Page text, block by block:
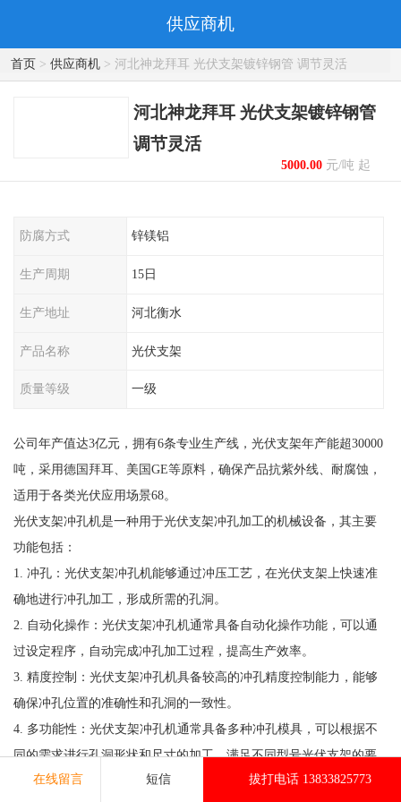
供应商机
首页> 供应商机> 河北神龙拜耳 光伏支架镀锌钢管 调节灵活
河北神龙拜耳 光伏支架镀锌钢管
调节灵活
5000.00元/吨 起
防腐方式 锌镁铝
生产周期 15日
生产地址 河北衡水
产品名称 光伏支架
质量等级 一级
公司年产值达3亿元，拥有6条专业生产线，光伏支架年产能超30000
吨，采用德国拜耳、美国GE等原料，确保产品抗紫外线、耐腐蚀，
适用于各类光伏应用场景68。
光伏支架冲孔机是一种用于光伏支架冲孔加工的机械设备，其主要
功能包括：
1. 冲孔：光伏支架冲孔机能够通过冲压工艺，在光伏支架上快速准
确地进行冲孔加工，形成所需的孔洞。
2. 自动化操作：光伏支架冲孔机通常具备自动化操作功能，可以通
过设定程序，自动完成冲孔加工过程，提高生产效率。
3. 精度控制：光伏支架冲孔机具备较高的冲孔精度控制能力，能够
确保冲孔位置的准确性和孔洞的一致性。
4. 多功能性：光伏支架冲孔机通常具备多种冲孔模具，可以根据不
同的需求进行孔洞形状和尺寸的加工，满足不同型号光伏支架的要
求。在线留言 短信 拔打电话 13833825773